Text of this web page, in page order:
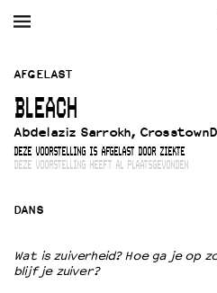
AGENDA
Winkelmandje
Zoek
PLAN JE BEZOEK
Bereikbaarheid
AFGELAST
BLEACH
Abdelaziz Sarrokh,
DEZE VOORSTELLING IS AFGELAST DOOR ZIEKTE
DEZE VOORSTELLING HEEFT AL PLAATSGEVONDEN
DANS
Wat is zuiverheid? Hoe ga je op
blijf je zuiver?